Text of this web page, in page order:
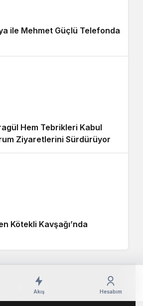
ile Mehmet Güçlü Telefonda
Hem Tebrikleri Kabul
Ziyaretlerini Sürdürüyor
Kötekli Kavşağı’nda
Akış Hesabım